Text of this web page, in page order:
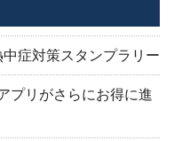
症対策スタンプラリー
プリがさらにお得に進